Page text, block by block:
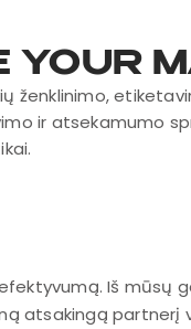
YOUR
ženklinimo,
ir atsekamumo
Iš mūsų
atsakingą partnerį